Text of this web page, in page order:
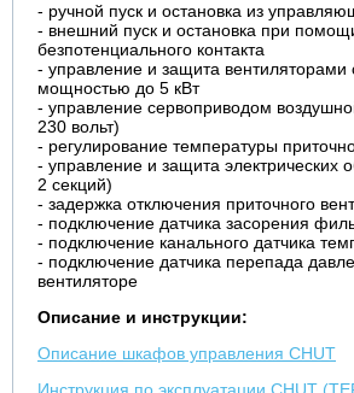
- ручной пуск и остановка из
- внешний пуск и остановка при
безпотенциального контакта
- управление и защита вентиляторами
мощностью до 5 кВт
- управление сервоприводом
230 вольт)
- регулирование температуры
- управление и защита электрических
2 секций)
- задержка отключения приточного
- подключение датчика засорения
- подключение канального датчика
- подключение датчика перепада
вентиляторе
Описание и инструкции:
Описание шкафов управления CHUT